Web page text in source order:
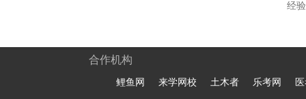
经
合作机构
鲤鱼网 来学网校 土木者 乐考网